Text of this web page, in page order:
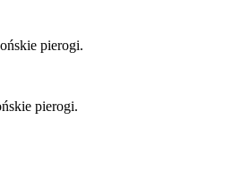
pierogi.
pierogi.